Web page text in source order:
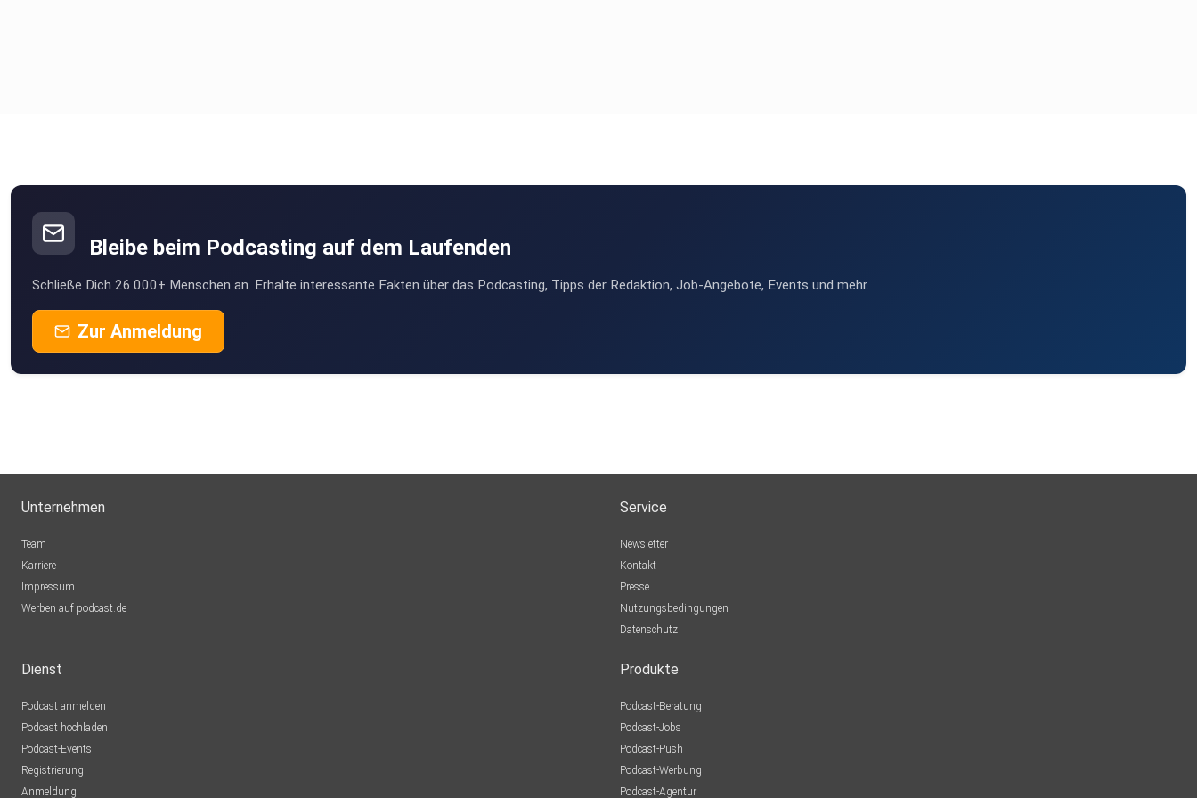
Bleibe beim Podcasting auf dem Laufenden
Schließe Dich 26.000+ Menschen an. Erhalte interessante Fakten über das Podcasting, Tipps der Redaktion, Job-Angebote, Events und mehr.
Zur Anmeldung
Unternehmen
Team
Karriere
Impressum
Werben auf podcast.de
Service
Newsletter
Kontakt
Presse
Nutzungsbedingungen
Datenschutz
Dienst
Podcast anmelden
Podcast hochladen
Podcast-Events
Registrierung
Anmeldung
Produkte
Podcast-Beratung
Podcast-Jobs
Podcast-Push
Podcast-Werbung
Podcast-Agentur